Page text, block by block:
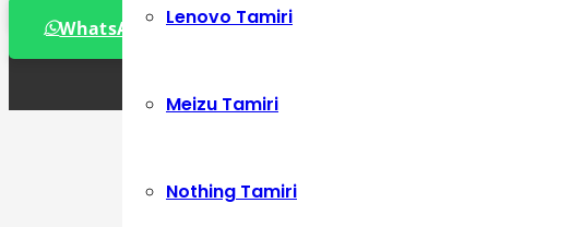
Lenovo Tamiri
Meizu Tamiri
Nothing Tamiri
WhatsApp Destek Hattı